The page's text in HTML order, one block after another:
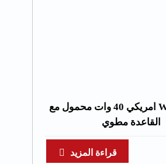
لوح WAGAN امريكي 40 وات محمول مع
القاعدة مطوي
قراءة المزيد